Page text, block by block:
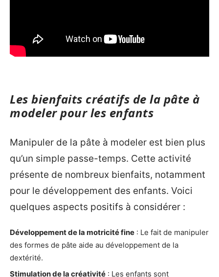
Les bienfaits créatifs de la pâte à
modeler pour les enfants
Manipuler de la pâte à modeler est bien plus
qu’un simple passe-temps. Cette activité
présente de nombreux bienfaits, notamment
pour le développement des enfants. Voici
quelques aspects positifs à considérer :
Développement de la motricité fine : Le fait de manipuler
des formes de pâte aide au développement de la
dextérité.
Stimulation de la créativité : Les enfants sont